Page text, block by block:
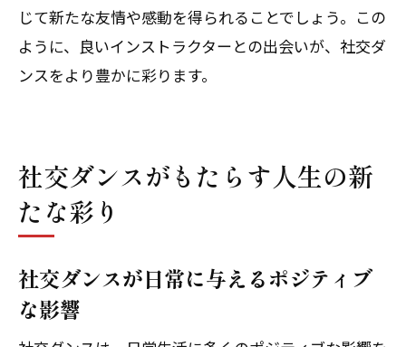
じて新たな友情や感動を得られることでしょう。この
ように、良いインストラクターとの出会いが、社交ダ
ンスをより豊かに彩ります。
社交ダンスがもたらす人生の新
たな彩り
社交ダンスが日常に与えるポジティブ
な影響